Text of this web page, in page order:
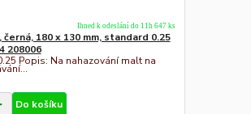
černá, 180 x 130 mm, standard 0.25
208006
Popis: Na nahazování malt na
Ihned k odeslání do 11h 647 ks
Do košíku